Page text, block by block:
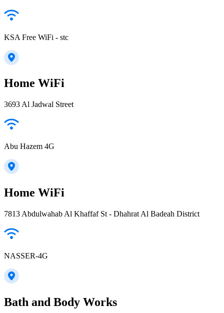
KSA Free WiFi - stc
Home WiFi
3693 Al Jadwal Street
Abu Hazem 4G
Home WiFi
7813 Abdulwahab Al Khaffaf St - Dhahrat Al Badeah District
NASSER-4G
Bath and Body Works